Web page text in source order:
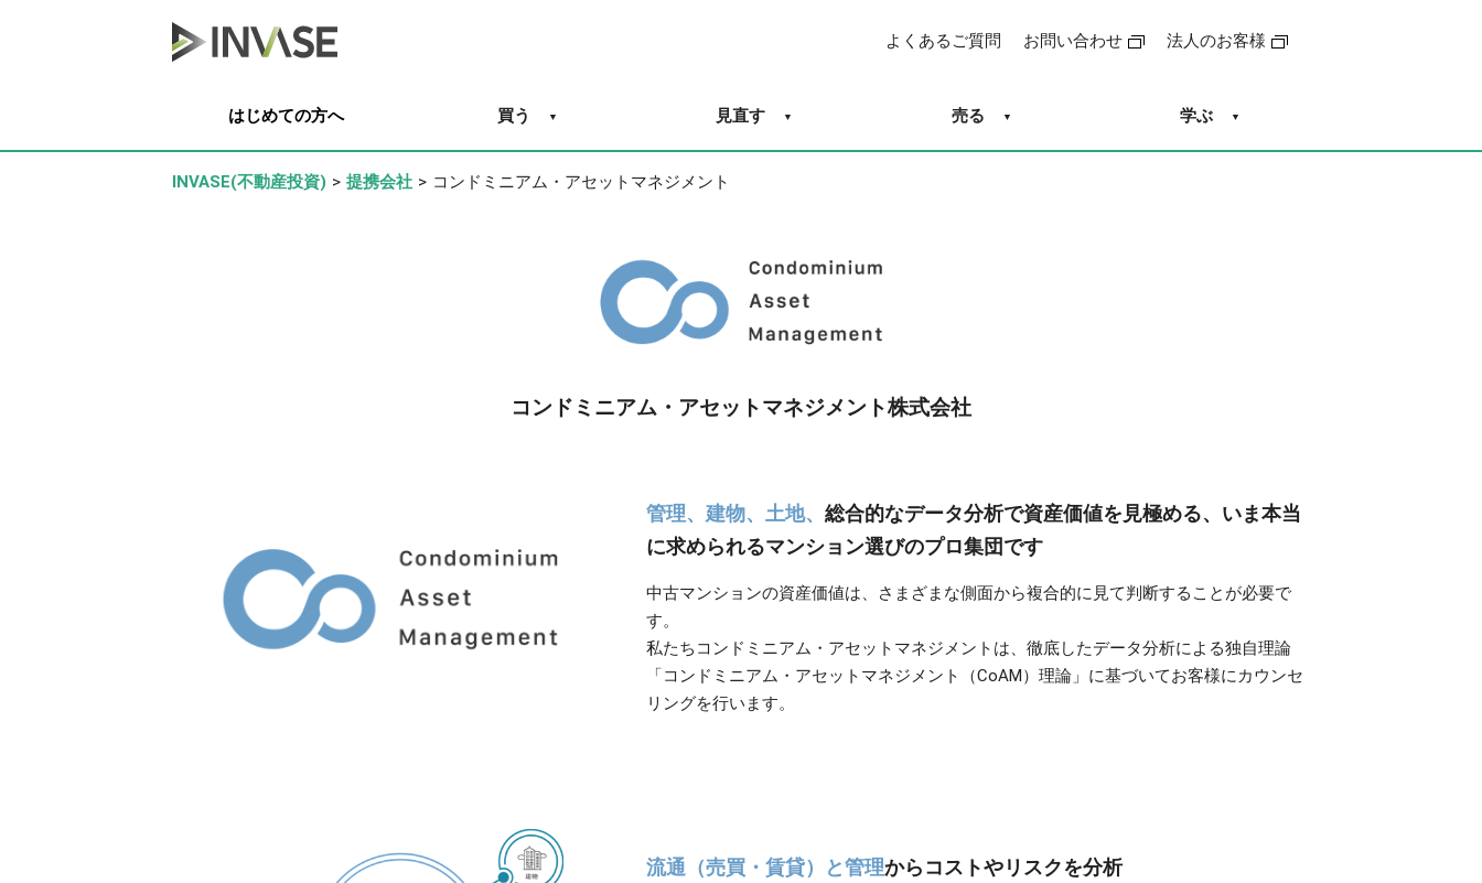
よくあるご質問 お問い合わせ 法人のお客様
はじめての方へ 買う 見直す 売る 学ぶ
INVASE(不動産投資) > 提携会社 > コンドミニアム・アセットマネジメント
コンドミニアム・アセットマネジメント株式会社
管理、建物、土地、 総合的なデータ分析で資産価値を見極める、いま本当
に求められるマンション選びのプロ集団です
中古マンションの資産価値は、さまざまな側面から複合的に見て判断することが必要で
す。
私たちコンドミニアム・アセットマネジメントは、徹底したデータ分析による独自理論
「コンドミニアム・アセットマネジメント（CoAM）理論」に基づいてお客様にカウンセ
リングを行います。
流通（売買・賃貸）と管理からコストやリスクを分析